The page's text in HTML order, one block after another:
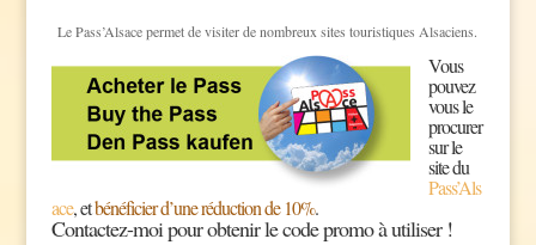
Le Pass’Alsace permet de visiter de nombreux sites touristiques Alsaciens.
Vous
pouvez
vous le
procurer
sur le
site du
Pass’Als
ace, etbénéficier d’une réduction de 10%.
Contactez-moi pour obtenir le code promo à utiliser !